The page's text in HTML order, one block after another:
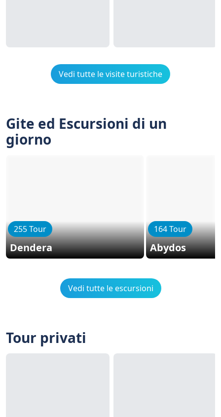
Vedi tutte le visite turistiche
Gite ed Escursioni di un
giorno
255 Tour
Dendera
164 Tour
Abydos
Vedi tutte le escursioni
Tour privati